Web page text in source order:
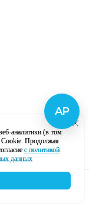
аналитики (в том
Cookie. Продолжая
с политикой
данных